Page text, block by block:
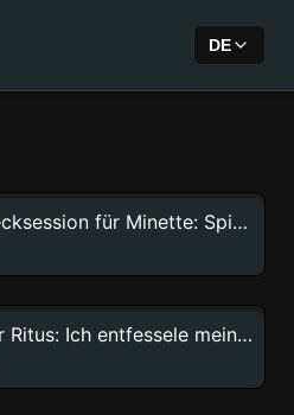
DE
Hunde-Lecksession für Minette: Spielerische & zärtliche Exzesse
Erotischer Ritus: Ich entfessele meinen obszönen Wunsch an einem Hengst